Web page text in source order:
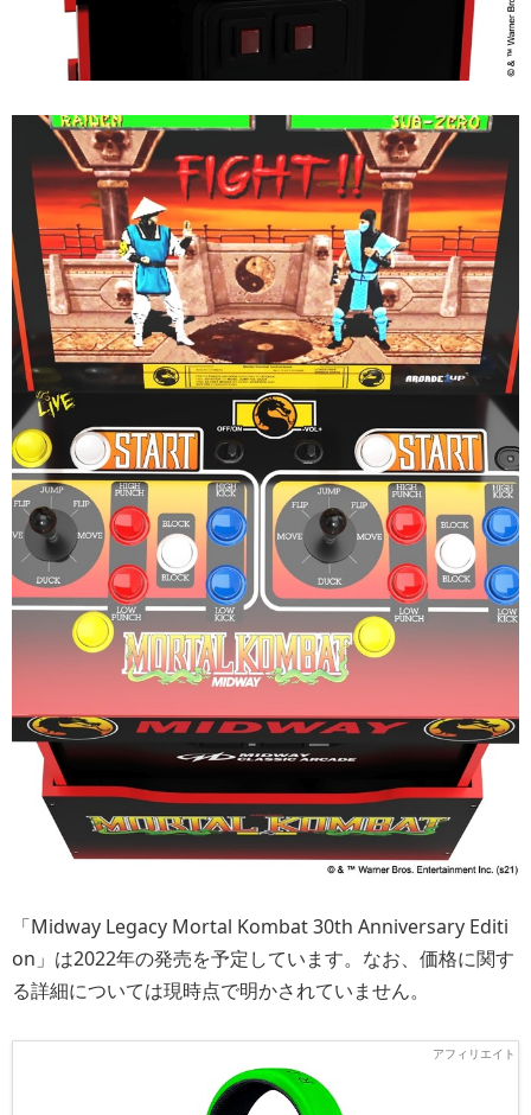
「Midway Legacy Mortal Kombat 30th Anniversary Editi
on」は2022年の発売を予定しています。なお、価格に関す
る詳細については現時点で明かされていません。